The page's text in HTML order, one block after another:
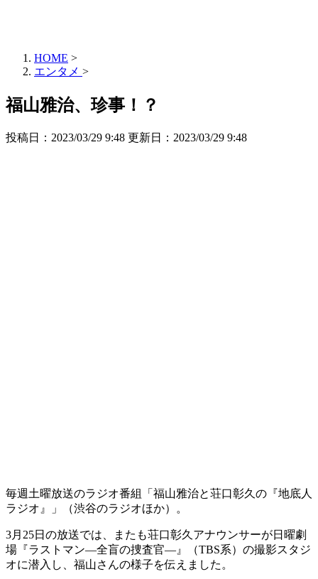
HOME >
エンタメ >
福山雅治、珍事！？
投稿日：2023/03/29 9:48 更新日： 2023/03/29 9:48
毎週土曜放送のラジオ番組「福山雅治と荘口彰久の『地底人
ラジオ』」（渋谷のラジオほか）。
3月25日の放送では、またも荘口彰久アナウンサーが日曜劇
場『ラストマン―全盲の捜査官―』（TBS系）の撮影スタジ
オに潜入し、福山さんの様子を伝えました。